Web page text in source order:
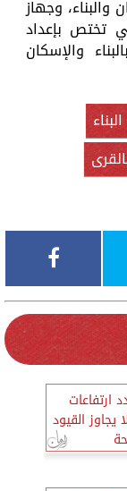
والبناء، وجهاز
تختص بإعداد
والإسكان
ارتفاعات
يجاوز القيود